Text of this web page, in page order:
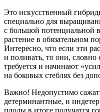
Это искусственный
специально для
с большой потенциальной
растение в обязательном
Интересно, что если эти
и поливать, то они,
требуется и начинают
на боковых стеблях без
Важно! Недопустимо
детерминантные, и
плоды в итоге получатся